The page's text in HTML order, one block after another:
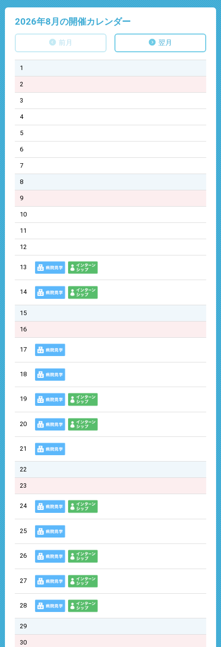
2026年8月の開催カレンダー
前月 翌月
1
2
3
4
5
6
7
8
9
10
11
12
13
14
15
16
17
18
19
20
21
22
23
24
25
26
27
28
29
30